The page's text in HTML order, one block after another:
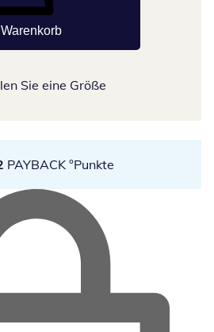
Warenkorb
Sie eine Größe
PAYBACK °Punkte